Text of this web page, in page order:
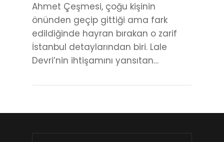
Ahmet Çeşmesi, çoğu kişinin
önünden geçip gittiği ama fark
edildiğinde hayran bırakan o zarif
İstanbul detaylarından biri. Lale
Devri’nin ihtişamını yansıtan…